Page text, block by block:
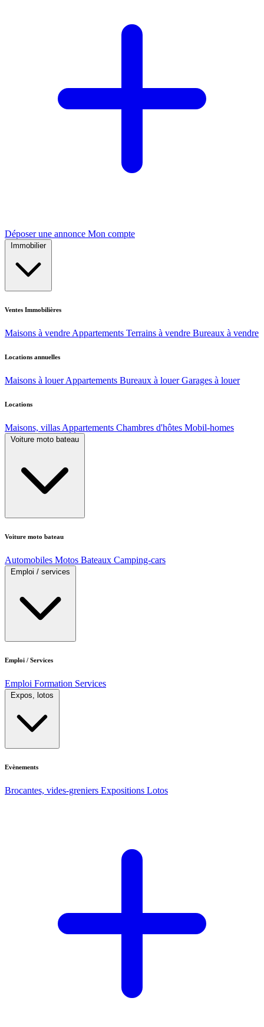
Déposer une annonce Mon compte
Immobilier
Ventes Immobilières
Maisons à vendre Appartements Terrains à vendre Bureaux à vendre
Locations annuelles
Maisons à louer Appartements Bureaux à louer Garages à louer
Locations
Maisons, villas Appartements Chambres d'hôtes Mobil-homes
Voiture moto bateau
Voiture moto bateau
Automobiles Motos Bateaux Camping-cars
Emploi / services
Emploi / Services
Emploi Formation Services
Expos, lotos
Evènements
Brocantes, vides-greniers Expositions Lotos